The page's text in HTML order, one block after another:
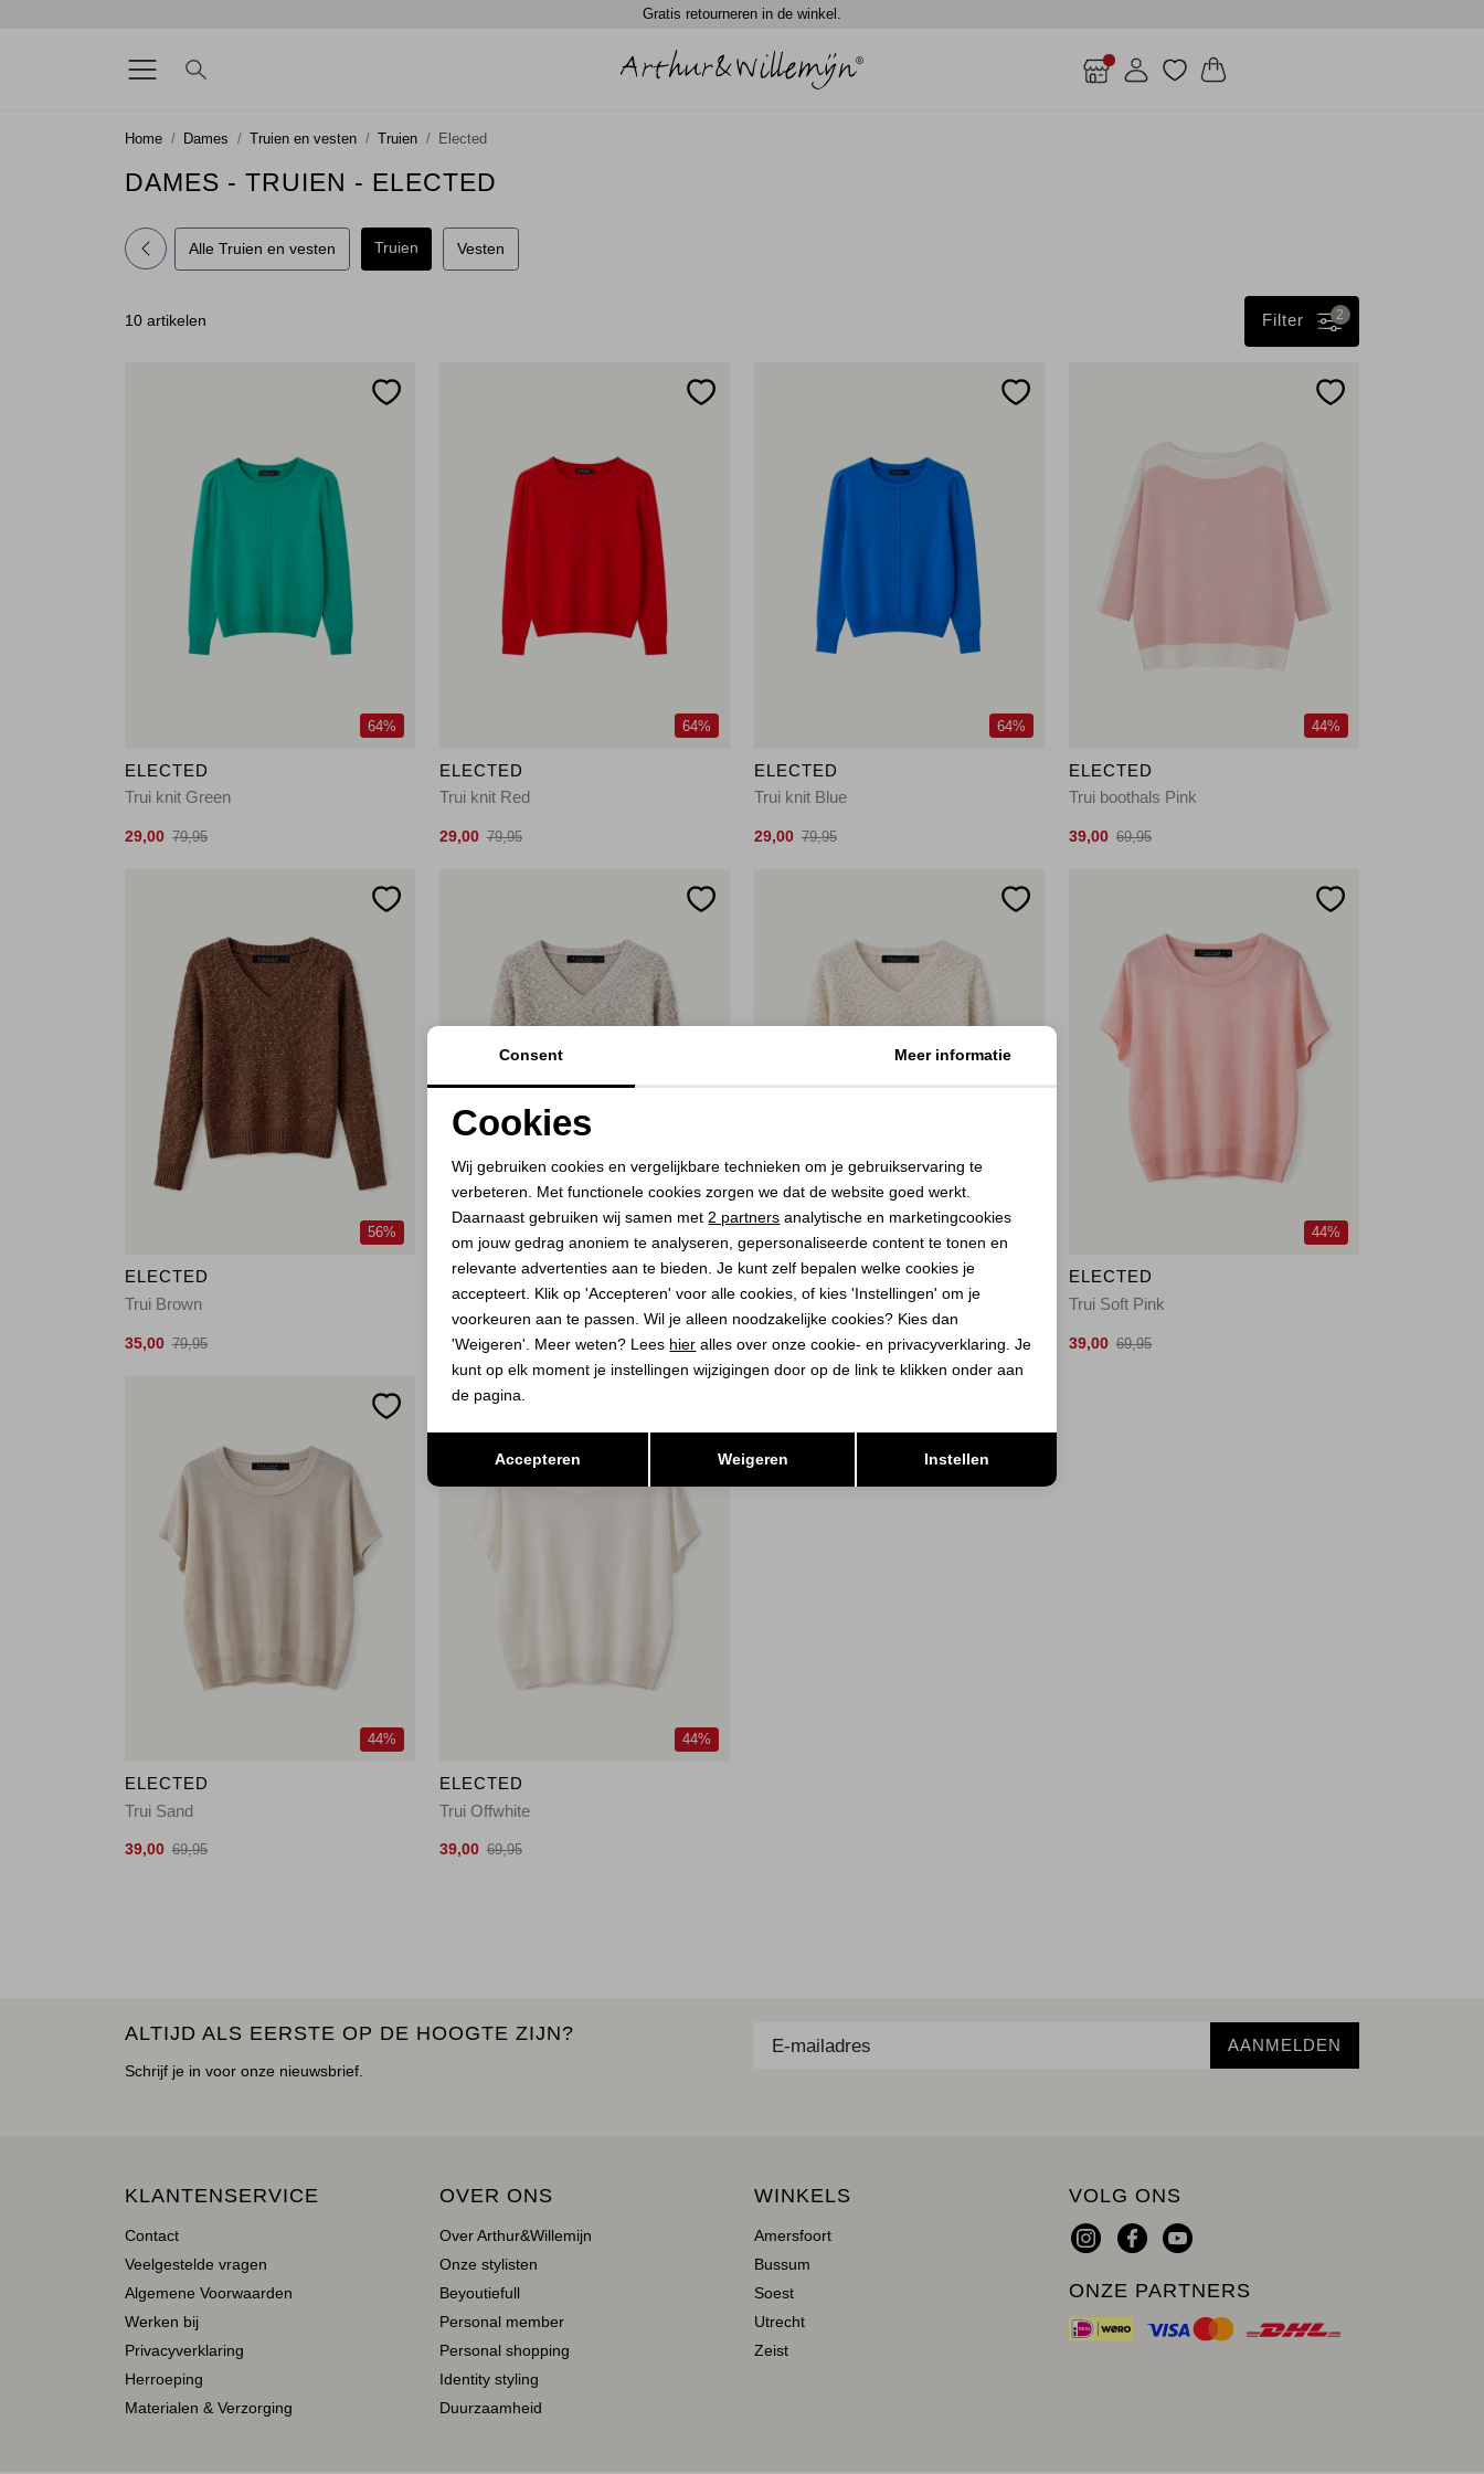
Gratis retourneren in de winkel.
Home Dames Truien en vesten Truien Elected
DAMES - TRUIEN - ELECTED
Alle Truien en vesten Truien Vesten
10 artikelen 2
Filter
64%
ELECTED
Trui knit Green
29,00 79,95
64%
ELECTED
Trui knit Red
29,00 79,95
64%
ELECTED
Trui knit Blue
29,00 79,95
44%
ELECTED
Trui boothals Pink
39,00 69,95
56%
ELECTED
Trui Brown
35,00 79,95
ELECTED
Trui Camel
35,00 79,95
ELECTED
Trui Offwhite
35,00 79,95
44%
ELECTED
Trui Soft Pink
39,00 69,95
44%
ELECTED
Trui Sand
39,00 69,95
44%
ELECTED
Trui Offwhite
39,00 69,95
ALTIJD ALS EERSTE OP DE HOOGTE ZIJN?
Schrijf je in voor onze nieuwsbrief.
AANMELDEN
KLANTENSERVICE
Contact
Veelgestelde vragen
Algemene Voorwaarden
Werken bij
Privacyverklaring
Herroeping
Materialen & Verzorging
OVER ONS
Over Arthur&Willemijn
Onze stylisten
Beyoutiefull
Personal member
Personal shopping
Identity styling
Duurzaamheid
WINKELS
Amersfoort
Bussum
Soest
Utrecht
Zeist
VOLG ONS
ONZE PARTNERS
Analytische cookies Marketing cookies
Consent Meer informatie
Cookies
Wij gebruiken cookies en vergelijkbare technieken om je gebruikservaring te
verbeteren. Met functionele cookies zorgen we dat de website goed werkt.
Daarnaast gebruiken wij samen met 2 partners analytische en marketingcookies
om jouw gedrag anoniem te analyseren, gepersonaliseerde content te tonen en
relevante advertenties aan te bieden. Je kunt zelf bepalen welke cookies je
accepteert. Klik op 'Accepteren' voor alle cookies, of kies 'Instellingen' om je
voorkeuren aan te passen. Wil je alleen noodzakelijke cookies? Kies dan
'Weigeren'. Meer weten? Lees hier alles over onze cookie- en privacyverklaring. Je
kunt op elk moment je instellingen wijzigingen door op de link te klikken onder aan
de pagina.
Accepteren Weigeren Instellen